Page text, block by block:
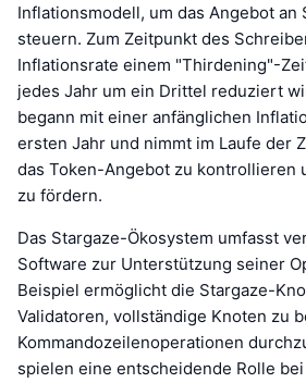
Inflationsmodell, um das Angebot an
steuern. Zum Zeitpunkt des
Inflationsrate einem "Thirdening"-
jedes Jahr um ein Drittel reduziert
begann mit einer anfänglichen
ersten Jahr und nimmt im Laufe der
das Token-Angebot zu kontrollieren
zu fördern.
Das Stargaze-Ökosystem umfasst
Software zur Unterstützung seiner
Beispiel ermöglicht die Stargaze-
Validatoren, vollständige Knoten zu
Kommandozeilenoperationen
spielen eine entscheidende Rolle